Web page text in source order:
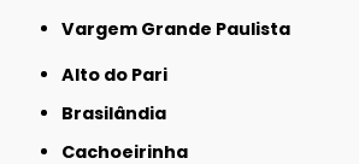
Vargem Grande Paulista
Alto do Pari
Brasilândia
Cachoeirinha